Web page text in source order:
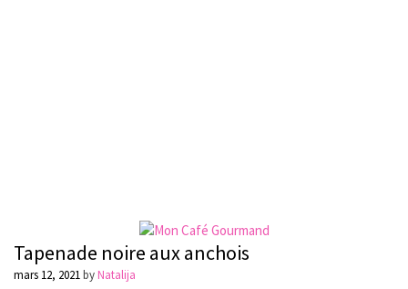
Tapenade noire aux anchois
mars 12, 2021byNatalija